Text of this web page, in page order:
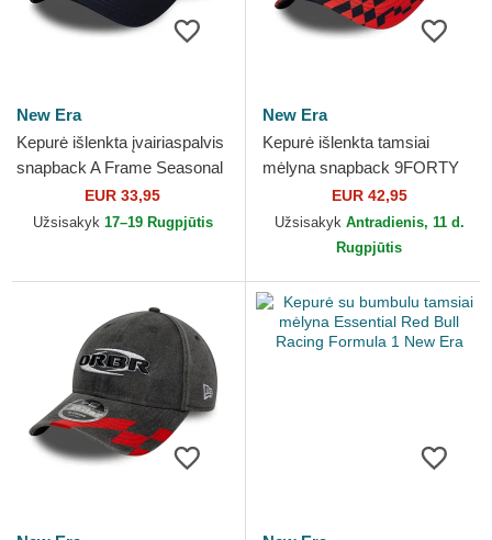
New Era
Kepurė išlenkta įvairiaspalvis
snapback A Frame Seasonal
Red Bull Racing Formula 1
New Era
EUR 33,95
Užsisakyk 17–19 Rugpjūtis
New Era
Kepurė išlenkta tamsiai
mėlyna snapback 9FORTY
M-Crown Visor Print Red Bull
Racing Formula 1 New Era
EUR 42,95
Užsisakyk Antradienis, 11 d.
Rugpjūtis